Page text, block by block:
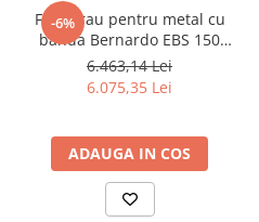
Accesorii utilaje
Accesorii masini de gaurit si frezat
Accesorii pentru ferastraie
mecanice cu banda si disc
Accesorii pentru masini de gaurit
Accesorii pentru masini de slefuit
Accesorii pentru masini de taiat
-6%
Ferastrau pentru metal cu
banda Bernardo EBS 150
GC
6.463,14 Lei
6.075,35 Lei
ADAUGA IN COS